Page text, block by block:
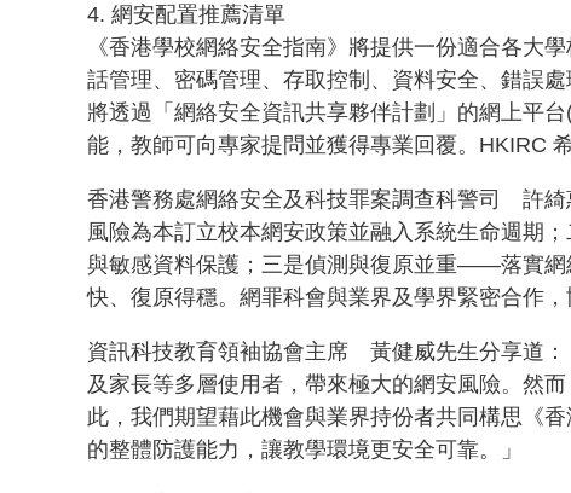
4. 網安配置推薦清單
《香港學校網絡安全指南》將提供一份適合各大
話管理、密碼管理、存取控制、資料安全、錯誤
將透過「網絡安全資訊共享夥伴計劃」的網上平
能，教師可向專家提問並獲得專業回覆。HKIRC
香港警務處網絡安全及科技罪案調查科警司 許
風險為本訂立校本網安政策並融入系統生命週期
與敏感資料保護；三是偵測與復原並重——落實網
快、復原得穩。網罪科會與業界及學界緊密合作
資訊科技教育領袖協會主席 黃健威先生分享道：
及家長等多層使用者，帶來極大的網安風險。然
此，我們期望藉此機會與業界持份者共同構思《
的整體防護能力，讓教學環境更安全可靠。」